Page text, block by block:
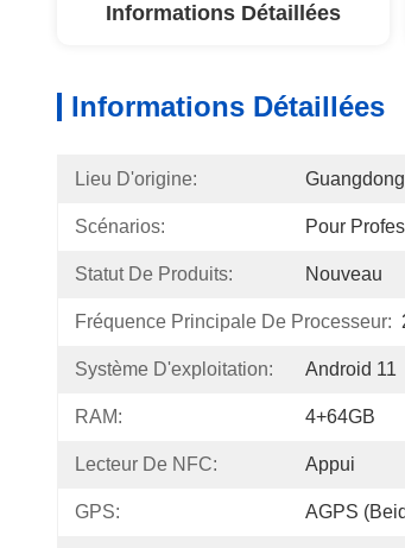
Informations Détaillées
Informations Détaillées
Lieu D'origine:
Scénarios: Pour
Statut De Produits: Nouveau
Fréquence Principale De Processeur:
Système D'exploitation: Android 11
RAM: 4+64GB
Lecteur De NFC: Appui
GPS: AGPS